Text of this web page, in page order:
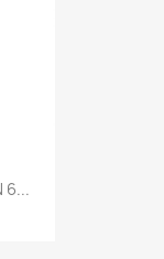
6...